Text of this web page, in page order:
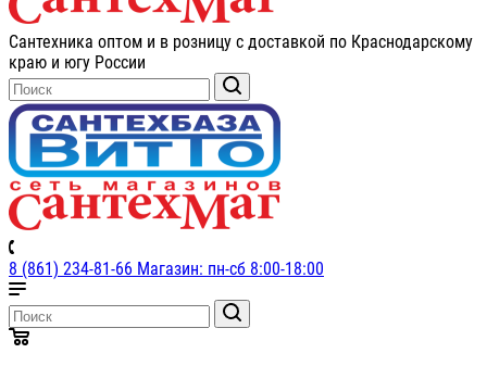
Сантехника оптом и в розницу с доставкой по Краснодарскому
краю и югу России
8 (861) 234-81-66 Магазин: пн-сб 8:00-18:00